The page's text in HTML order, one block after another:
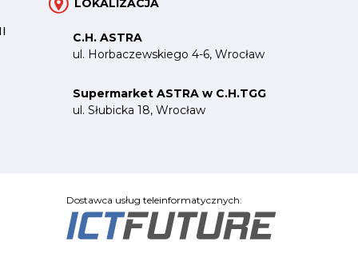
LOKALIZACJA
C.H. ASTRA
ul. Horbaczewskiego 4-6, Wrocław
Supermarket ASTRA w C.H.TGG
ul. Słubicka 18, Wrocław
Dostawca usług teleinformatycznych: